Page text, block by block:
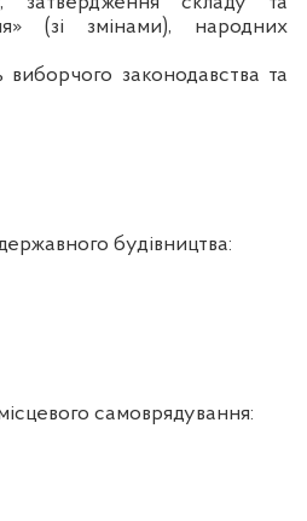
(зі змінами), народних
виборчого законодавства та
будівництва:
самоврядування: